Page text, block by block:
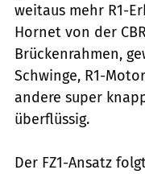
weitaus mehr R1-
Hornet von der
Brückenrahmen,
Schwinge, R1-
andere super
überflüssig.
Der FZ1-Ansatz